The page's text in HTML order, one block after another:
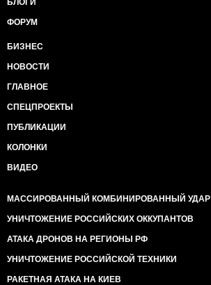
БЛОГИ
ФОРУМ
БИЗНЕС
НОВОСТИ
ГЛАВНОЕ
СПЕЦПРОЕКТЫ
ПУБЛИКАЦИИ
КОЛОНКИ
ВИДЕО
МАССИРОВАННЫЙ КОМБИНИРОВАННЫЙ УДАР
УНИЧТОЖЕНИЕ РОССИЙСКИХ ОККУПАНТОВ
АТАКА ДРОНОВ НА РЕГИОНЫ РФ
УНИЧТОЖЕНИЕ РОССИЙСКОЙ ТЕХНИКИ
РАКЕТНАЯ АТАКА НА КИЕВ